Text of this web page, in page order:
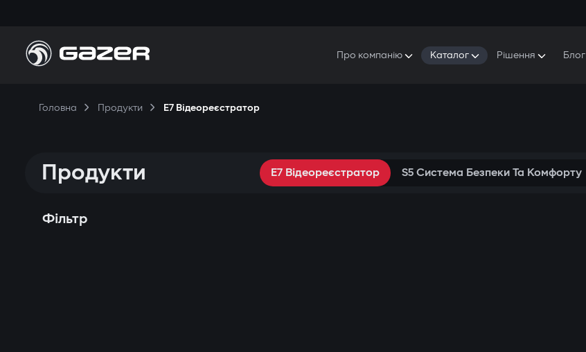
Про компанію
Контакти
Каталог Рішення Блог
Головна Продукти E7 Відеореєстратор
Продукти E7 Відеореєстратор S5 Система Безпеки Та Комфорту
Фільтр